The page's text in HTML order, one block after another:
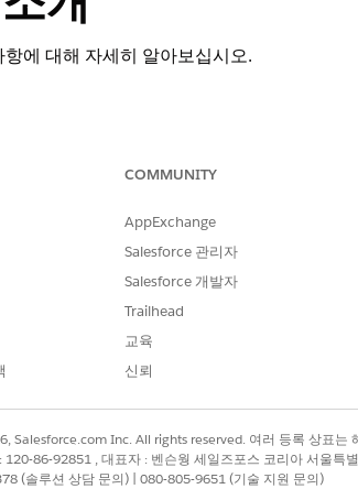
에 대해 자세히 알아보십시오.
용하여 자체 모델(BYOLLM)을 가져올 수 있는
기능 또는 해당 구성 요소는 추가 언어를 지원합
를 선택합니다. 공유하는 경우 Salesforce는 특
COMMUNITY
AppExchange
Salesforce 관리자
Salesforce 개발자
Trailhead
교육
신뢰
Salesforce.com Inc. All rights reserved. 여러 등록 상표는
120-86-92851 , 대표자 : 벤슨웡 세일즈포스 코리아 서울
(솔루션 상담 문의) | 080-805-9651 (기술 지원 문의)